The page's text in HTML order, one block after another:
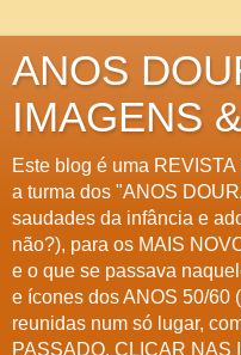
ANOS
IMAGENS
Este blog é uma
a turma dos "ANOS
saudades da infância e
não?), para os MAIS
e o que se passava
e ícones dos ANOS 50/60
reunidas num só lugar,
PASSADO. CLICAR NAS